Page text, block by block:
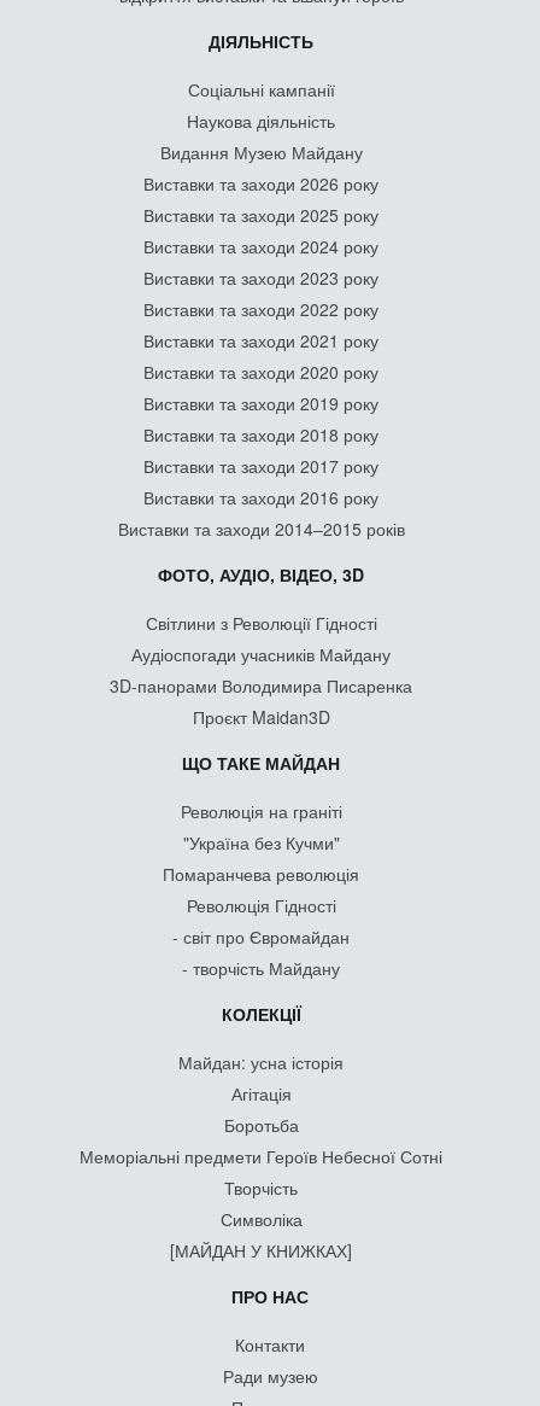
ДІЯЛЬНІСТЬ
Соціальні кампанії
Наукова діяльність
Видання Музею Майдану
Виставки та заходи 2026 року
Виставки та заходи 2025 року
Виставки та заходи 2024 року
Виставки та заходи 2023 року
Виставки та заходи 2022 року
Виставки та заходи 2021 року
Виставки та заходи 2020 року
Виставки та заходи 2019 року
Виставки та заходи 2018 року
Виставки та заходи 2017 року
Виставки та заходи 2016 року
Виставки та заходи 2014–2015 років
ФОТО, АУДІО, ВІДЕО, 3D
Світлини з Революції Гідності
Аудіоспогади учасників Майдану
3D-панорами Володимира Писаренка
Проєкт Maidan3D
ЩО ТАКЕ МАЙДАН
Революція на граніті
"Україна без Кучми"
Помаранчева революція
Революція Гідності
- світ про Євромайдан
- творчість Майдану
КОЛЕКЦІЇ
Майдан: усна історія
Агітація
Боротьба
Меморіальні предмети Героїв Небесної Сотні
Творчість
Символіка
[МАЙДАН У КНИЖКАХ]
ПРО НАС
Контакти
Ради музею